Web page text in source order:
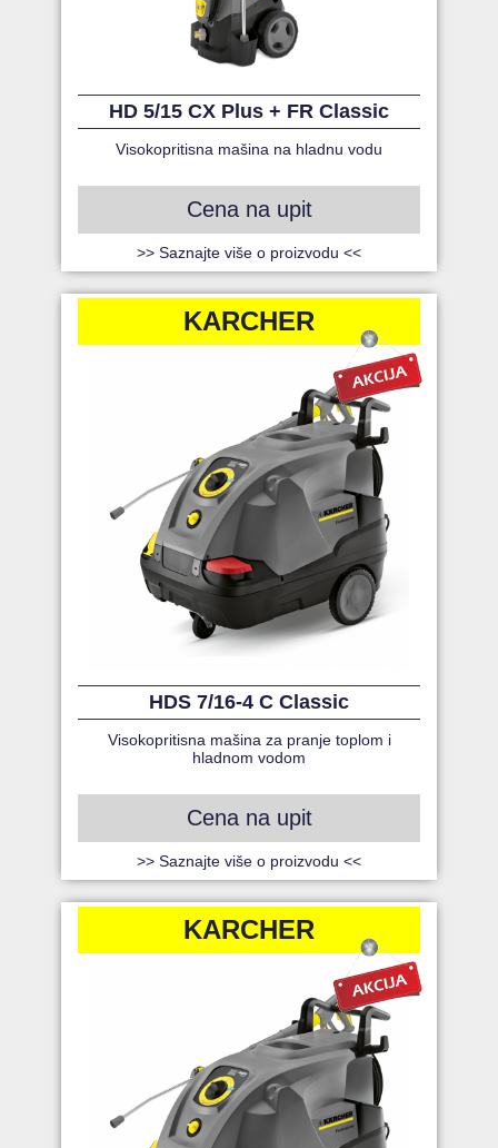
HD 5/15 CX Plus + FR Classic
Visokopritisna mašina na hladnu vodu
Cena na upit
>> Saznajte više o proizvodu <<
KARCHER
HDS 7/16-4 C Classic
Visokopritisna mašina za pranje toplom i
hladnom vodom
Cena na upit
>> Saznajte više o proizvodu <<
KARCHER